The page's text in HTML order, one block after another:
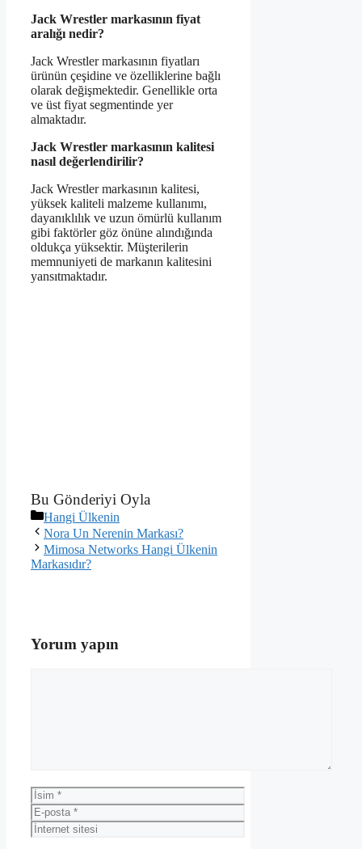
Jack Wrestler markasının fiyat
aralığı nedir?
Jack Wrestler markasının fiyatları
ürünün çeşidine ve özelliklerine bağlı
olarak değişmektedir. Genellikle orta
ve üst fiyat segmentinde yer
almaktadır.
Jack Wrestler markasının kalitesi
nasıl değerlendirilir?
Jack Wrestler markasının kalitesi,
yüksek kaliteli malzeme kullanımı,
dayanıklılık ve uzun ömürlü kullanım
gibi faktörler göz önüne alındığında
oldukça yüksektir. Müşterilerin
memnuniyeti de markanın kalitesini
yansıtmaktadır.
Bu Gönderiyi Oyla
Kategoriler
Hangi Ülkenin
Nora Un Nerenin Markası?
Mimosa Networks Hangi Ülkenin
Markasıdır?
Yorum yapın
İsim
E-
posta
İnternet
sitesi